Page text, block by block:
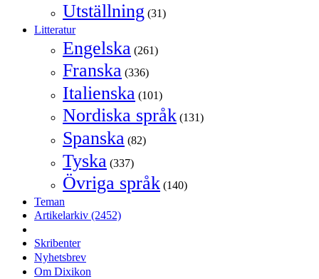
Utställning (31)
Litteratur
Engelska (261)
Franska (336)
Italienska (101)
Nordiska språk (131)
Spanska (82)
Tyska (337)
Övriga språk (140)
Teman
Artikelarkiv (2452)
Skribenter
Nyhetsbrev
Om Dixikon